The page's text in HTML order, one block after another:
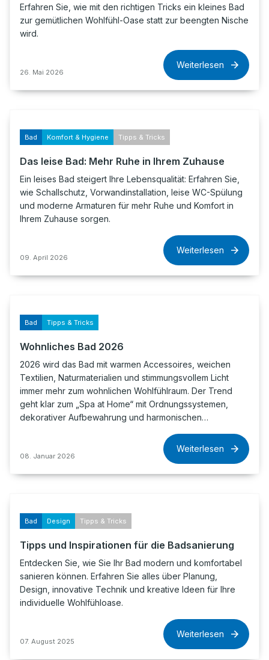
Erfahren Sie, wie mit den richtigen Tricks ein kleines Bad
zur gemütlichen Wohlfühl-Oase statt zur beengten Nische
wird.
26. Mai 2026
Weiterlesen
Bad Komfort & Hygiene Tipps & Tricks
Das leise Bad: Mehr Ruhe in Ihrem Zuhause
Ein leises Bad steigert Ihre Lebensqualität: Erfahren Sie,
wie Schallschutz, Vorwandinstallation, leise WC-Spülung
und moderne Armaturen für mehr Ruhe und Komfort in
Ihrem Zuhause sorgen.
09. April 2026
Weiterlesen
Bad Tipps & Tricks
Wohnliches Bad 2026
2026 wird das Bad mit warmen Accessoires, weichen
Textilien, Naturmaterialien und stimmungsvollem Licht
immer mehr zum wohnlichen Wohlfühlraum. Der Trend
geht klar zum „Spa at Home“ mit Ordnungssystemen,
dekorativer Aufbewahrung und harmonischen…
08. Januar 2026
Weiterlesen
Bad Design Tipps & Tricks
Tipps und Inspirationen für die Badsanierung
Entdecken Sie, wie Sie Ihr Bad modern und komfortabel
sanieren können. Erfahren Sie alles über Planung,
Design, innovative Technik und kreative Ideen für Ihre
individuelle Wohlfühloase.
07. August 2025
Weiterlesen